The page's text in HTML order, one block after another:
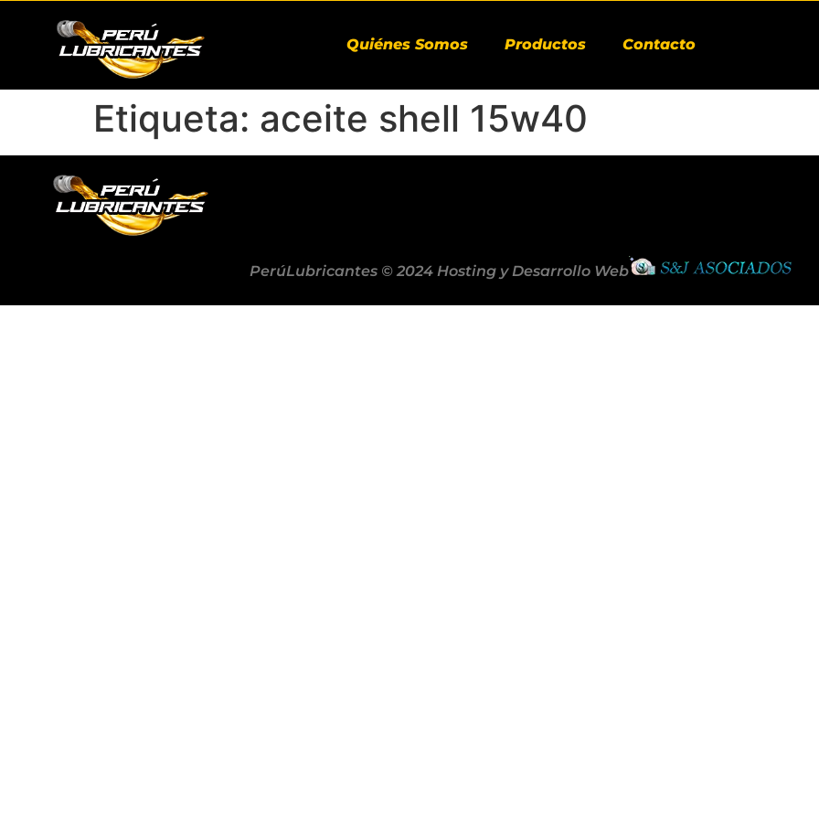
Quiénes Somos Productos Contacto
Etiqueta: aceite shell 15w40
PerúLubricantes © 2024 Hosting y Desarrollo Web